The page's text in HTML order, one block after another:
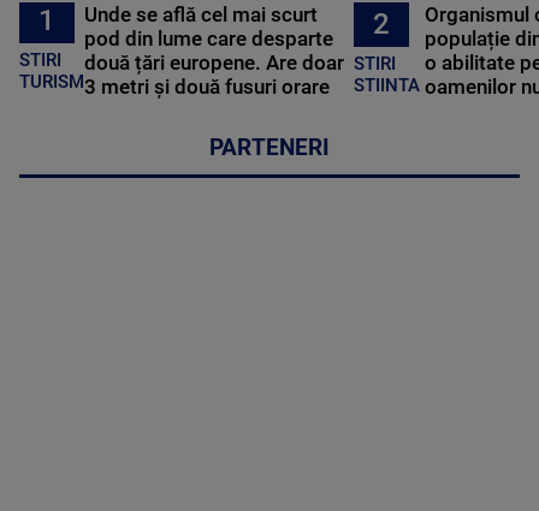
1
STIRI
TURISM
Unde se află cel mai scurt
pod din lume care desparte
două țări europene. Are doar
3 metri și două fusuri orare
2
STIRI
STIINTA
Organismul
populație
o abilitate
oamenilor
PARTENERI